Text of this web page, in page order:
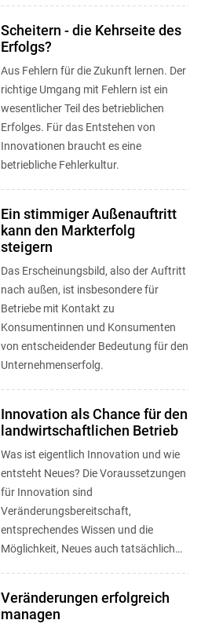
Scheitern - die Kehrseite des
Erfolgs?
Aus Fehlern für die Zukunft lernen. Der
richtige Umgang mit Fehlern ist ein
wesentlicher Teil des betrieblichen
Erfolges. Für das Entstehen von
Innovationen braucht es eine
betriebliche Fehlerkultur.
Ein stimmiger Außenauftritt
kann den Markterfolg
steigern
Das Erscheinungsbild, also der Auftritt
nach außen, ist insbesondere für
Betriebe mit Kontakt zu
Konsumentinnen und Konsumenten
von entscheidender Bedeutung für den
Unternehmenserfolg.
Innovation als Chance für den
landwirtschaftlichen Betrieb
Was ist eigentlich Innovation und wie
entsteht Neues? Die Voraussetzungen
für Innovation sind
Veränderungsbereitschaft,
entsprechendes Wissen und die
Möglichkeit, Neues auch tatsächlich
Veränderungen erfolgreich
managen